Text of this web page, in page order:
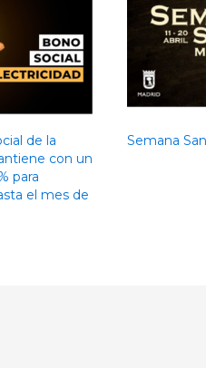
de la
con un
para
el mes de
Semana